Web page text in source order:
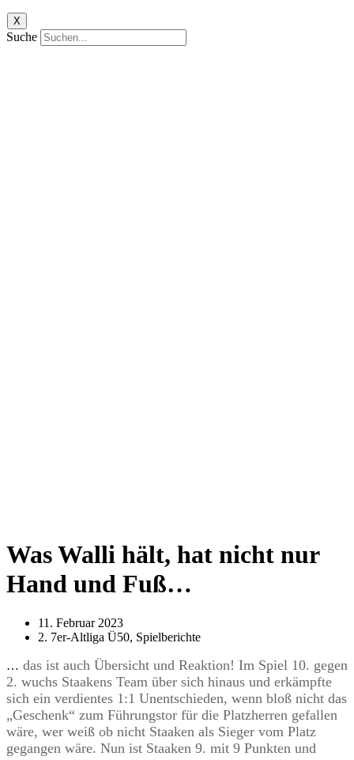
X
Suche
Was Walli hält, hat nicht nur
Hand und Fuß…
11. Februar 2023
2. 7er-Altliga Ü50, Spielberichte
… das ist auch Übersicht und Reaktion! Im Spiel 10. gegen
2. wuchs Staakens Team über sich hinaus und erkämpfte
sich ein verdientes 1:1 Unentschieden, wenn bloß nicht das
„Geschenk“ zum Führungstor für die Platzherren gefallen
wäre, wer weiß ob nicht Staaken als Sieger vom Platz
gegangen wäre. Nun ist Staaken 9. mit 9 Punkten und